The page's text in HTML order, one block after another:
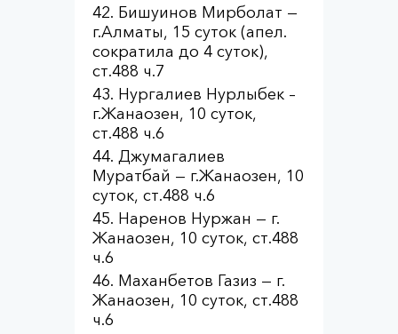
Бишуинов Мирболат —
г.Алматы, 15 суток (апел.
сократила до 4 суток),
ст.488 ч.7
Нургалиев Нурлыбек –
г.Жанаозен, 10 суток,
ст.488 ч.6
Джумагалиев
Муратбай — г.Жанаозен, 10
суток, ст.488 ч.6
Наренов Нуржан — г.
Жанаозен, 10 суток, ст.488
ч.6
Маханбетов Газиз — г.
Жанаозен, 10 суток, ст.488
ч.6